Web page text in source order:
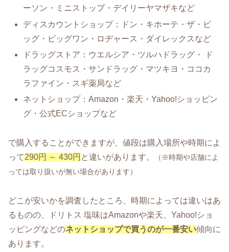
ーソン・ミニストップ・デイリーヤマザキなど
ディスカウントショップ：ドン・キホーテ・ザ・ビ
ッグ・ビッグワン・ロヂャース・ダイレックスなど
ドラッグストア：ウエルシア・ツルハドラッグ・ ド
ラッグコスモス・サンドラッグ・マツキヨ・ココカ
ラファイン・スギ薬局など
ネットショップ：Amazon・楽天・Yahoo!ショッピン
グ・公式ECショップなど
で購入することができますが、値段は購入場所や時期によ
って290円 ～ 430円 と違いがあります。
（※時期や店舗によ
っては取り扱いが無い場合があります）
どこが安いかを調査したところ、時期によっては違いはあ
るものの、ドリトス 塩味はAmazonや楽天、Yahoo!ショ
ッピングなどのネットショップで買うのが一番安い傾向に
あります。